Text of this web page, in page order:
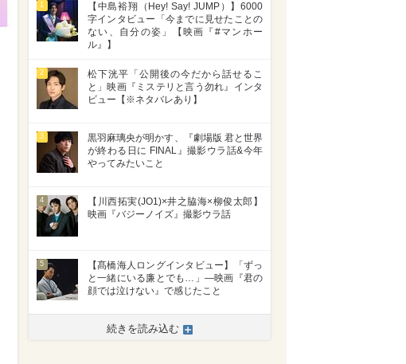
1
【中島裕翔（Hey! Say! JUMP）】6000
字インタビュー「今までに見せたことの
ない、自分の姿」【映画『#マンホー
ル』】
2
松下洸平「公開後の今だから話せるこ
と」映画『ミステリと言う勿れ』インタ
ビュー【※ネタバレあり】
3
黒羽麻璃央が明かす、『劇場版 君と世界
が終わる日に FINAL』撮影ウラ話&今年
やってみたいこと
4
【川西拓実(JO1)×井之脇海×柳俊太郎】
映画『バジーノイズ』撮影ウラ話
5
【髙橋海人ロングインタビュー】「ずっ
と一緒にいる廉とでも…」―映画『君の
顔では泣けない』で感じたこと
続きを読み込む